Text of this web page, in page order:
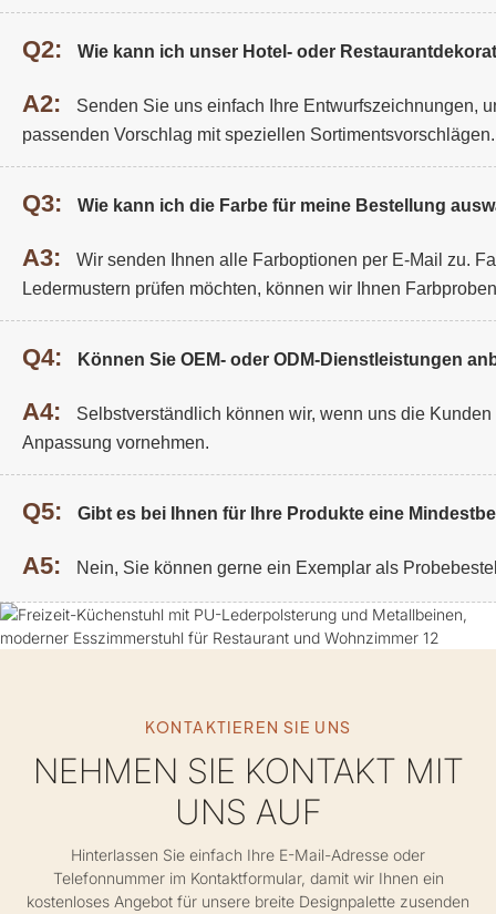
Q2: Wie kann ich unser Hotel- oder
A2:
Senden Sie uns einfach Ihre Entwurfszeichnungen,
passenden Vorschlag mit speziellen Sortimentsvorschlägen.
Q3: Wie kann ich die Farbe für meine Bestellung
A3:
Wir senden Ihnen alle Farboptionen per E-Mail zu.
Ledermustern prüfen möchten, können wir Ihnen
Q4: Können Sie OEM- oder ODM-Dienstleistungen
A4:
Selbstverständlich können wir, wenn uns die
Anpassung vornehmen.
Q5: Gibt es bei Ihnen für Ihre Produkte eine
A5: Nein, Sie können gerne ein Exemplar als
KONTAKTIEREN SIE UNS
NEHMEN SIE KONTAKT MIT
UNS AUF
Hinterlassen Sie einfach Ihre E-Mail-Adresse oder
Telefonnummer im Kontaktformular, damit wir Ihnen ein
kostenloses Angebot für unsere breite Designpalette zusenden